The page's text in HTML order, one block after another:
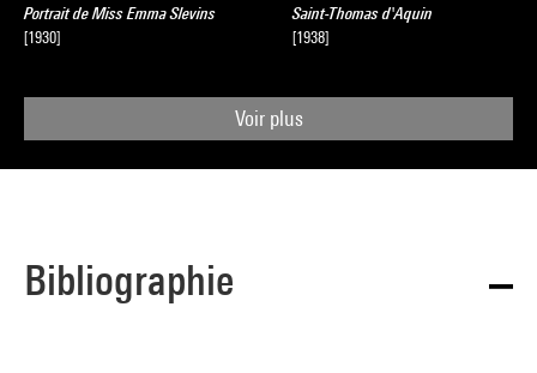
Portrait de Miss Emma Slevins
[1930]
Saint-Thomas d'Aquin
[1938]
Voir plus
Bibliographie